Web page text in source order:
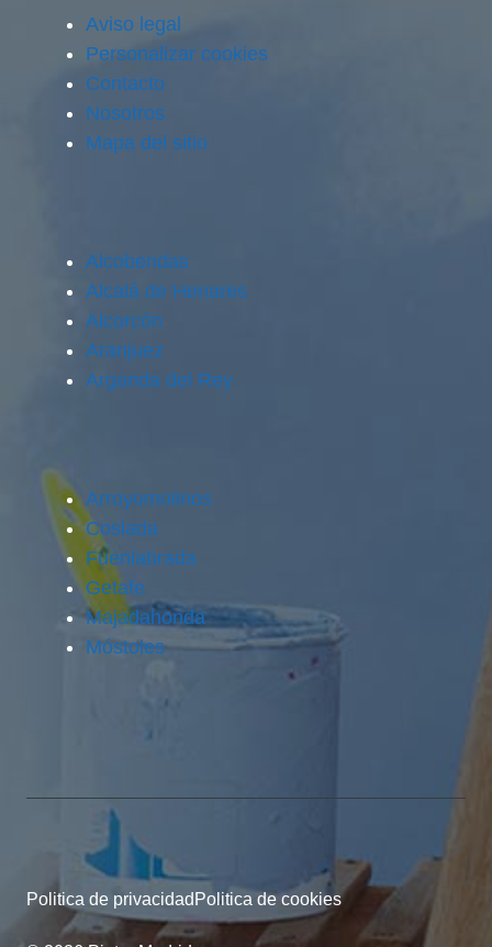
Aviso legal
Personalizar cookies
Contacto
Nosotros
Mapa del sitio
Alcobendas
Alcalá de Henares
Alcorcón
Aranjuez
Arganda del Rey
Arroyomolinos
Coslada
Fuenlabrada
Getafe
Majadahonda
Móstoles
Politica de privacidad Politica de cookies